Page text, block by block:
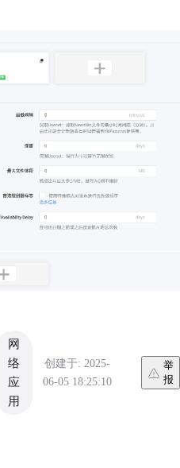
网
络
应
用
创建于: 2025-
06-05 18:25:10
举
报